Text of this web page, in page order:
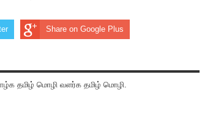
Share on Google Plus
தமிழ் மொழி வளர்க தமிழ் மொழி.